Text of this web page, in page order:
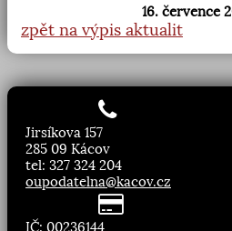
16. července
zpět na výpis aktualit
Jirsíkova 157
285 09 Kácov
tel: 327 324 204
oupodatelna@kacov.cz
IČ: 00236144